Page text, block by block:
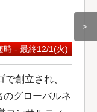
時 - 最終12/1(火)
創立され、
グローバルネ
＞